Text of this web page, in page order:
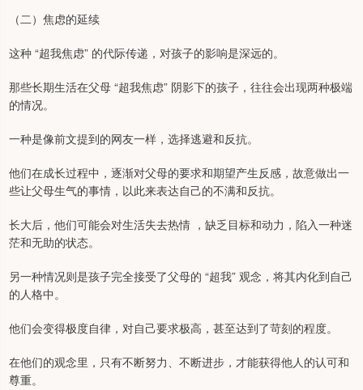
（二）焦虑的延续
这种 “超我焦虑” 的代际传递，对孩子的影响是深远的。
那些长期生活在父母 “超我焦虑” 阴影下的孩子，往往会出现两种极端
的情况。
一种是像前文提到的网友一样，选择逃避和反抗。
他们在成长过程中，逐渐对父母的要求和期望产生反感，故意做出一
些让父母生气的事情，以此来表达自己的不满和反抗。
长大后，他们可能会对生活失去热情 ，缺乏目标和动力，陷入一种迷
茫和无助的状态。
另一种情况则是孩子完全接受了父母的 “超我” 观念，将其内化到自己
的人格中。
他们会变得极度自律，对自己要求极高，甚至达到了苛刻的程度。
在他们的观念里，只有不断努力、不断进步，才能获得他人的认可和
尊重。